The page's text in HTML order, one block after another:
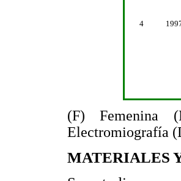
4
(F) Femenina
Electromiografía
MATERIALES